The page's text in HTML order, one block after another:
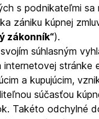
s podnikateľmi
zániku kúpnej
zákonník“).
svojím súhlasným
a kupujúcim,
súčasťou
Takéto odchylné